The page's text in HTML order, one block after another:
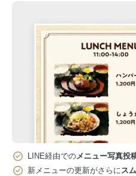
LINE経由でのメニュー写真投
新メニューの更新がさらにス